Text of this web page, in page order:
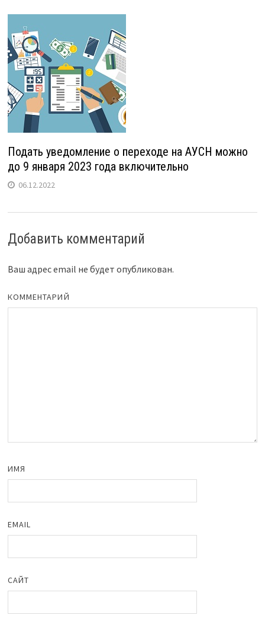
Подать уведомление о переходе на АУСН можно
до 9 января 2023 года включительно
06.12.2022
Добавить комментарий
Ваш адрес email не будет опубликован.
КОММЕНТАРИЙ
ИМЯ
EMAIL
САЙТ